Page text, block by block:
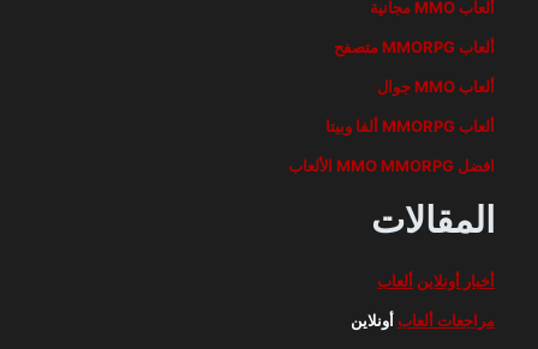
ألعاب MMO مجانية
ألعاب MMORPG متصفح
ألعاب MMO جوال
ألعاب MMORPG ألفا وبيتا
افضل MMO MMORPG الألعاب
المقالات
أخبار أونلاين ألعاب
مراجعات ألعاب أونلاين